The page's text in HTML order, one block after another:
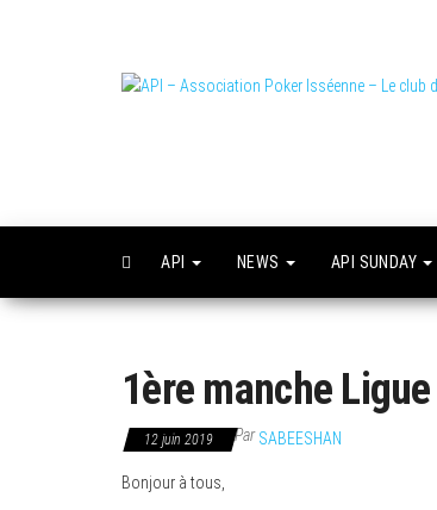
API NEWS API SUNDAY
1ère manche
12 juin 2019 ParSABEESHAN
Bonjour à tous,